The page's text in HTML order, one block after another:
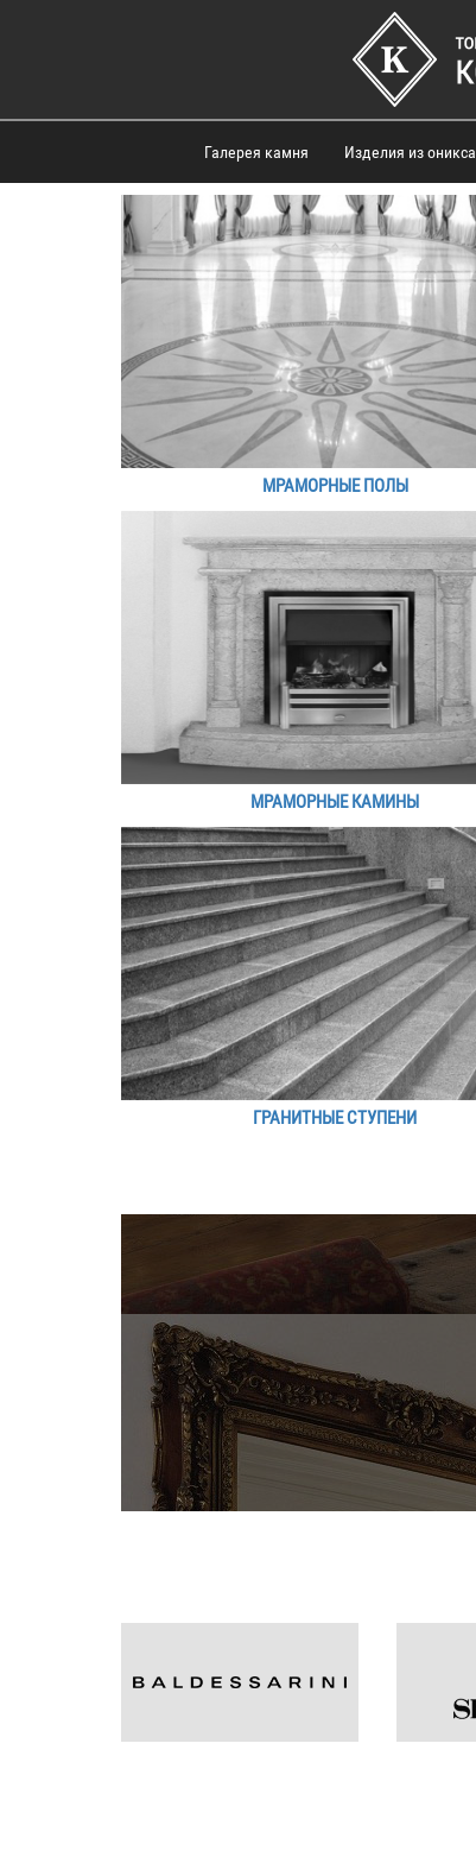
Галерея камня Изделия из оникса
МРАМОРНЫЕ ПОЛЫ
МРАМОРНЫЕ КАМИНЫ
ГРАНИТНЫЕ СТУПЕНИ